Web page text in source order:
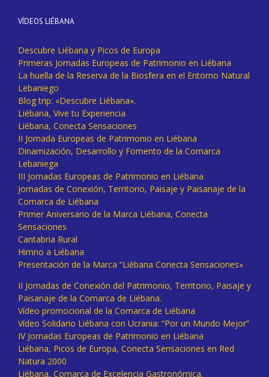
VÍDEOS LIÉBANA
Descubre Liébana y Picos de Europa
Primeras Jornadas Europeas de Patrimonio en Liébana
La huella de la Reserva de la Biosfera en el Entorno Natural
Lebaniego
Blog trip: «Descubre Liébana».
Liébana, Vive tu Experiencia
Liébana, Conecta Sensaciones
II Jornada Europeas de Patrimonio en Liébana
Dinamización, Desarrollo y Fomento de la Comarca
Lebaniega
III Jornadas Europeas de Patrimonio en Liébana
Jornadas de Conexión, Territorio, Paisaje y Paisanaje de la
Comarca de Liébana
Primer Aniversario de la Marca Liébana, Conecta
Sensaciones
Cantabria Rural
Himno a Liébana
Presentación de la Marca “Liébana Conecta Sensaciones»
II Jornadas de Conexión del Patrimonio, Territorio, Paisaje y
Paisanaje de la Comarca de Liébana.
Vídeo promocional de la Comarca de Liébana
Vídeo Solidario Liébana con Ucrania: “Por un Mundo Mejor”
IV Jornadas Europeas de Patrimonio en Liébana
Liébana, Picos de Europa, Conecta Sensaciones en Red
Natura 2000
Liébana, Comarca de Excelencia Gastronómica.